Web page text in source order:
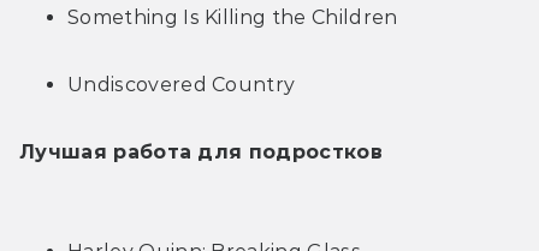
Something Is Killing the Children
Undiscovered Country
Лучшая работа для подростков